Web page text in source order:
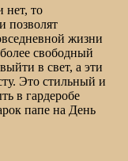
нет, то
позволят
жизни
свободный
в свет, а эти
Это стильный и
в гардеробе
папе на День